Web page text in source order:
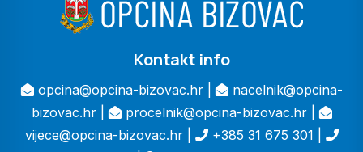
Kontakt info
opcina@opcina-bizovac.hr |
nacelnik@opcina-
bizovac.hr |
procelnik@opcina-bizovac.hr |
vijece@opcina-bizovac.hr |
+385 31 675 301 |